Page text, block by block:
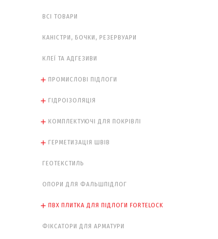
ВСІ ТОВАРИ
КАНІСТРИ, БОЧКИ, РЕЗЕРВУАРИ
КЛЕЇ ТА АДГЕЗИВИ
ПРОМИСЛОВІ ПІДЛОГИ
ГІДРОІЗОЛЯЦІЯ
КОМПЛЕКТУЮЧІ ДЛЯ ПОКРІВЛІ
ГЕРМЕТИЗАЦІЯ ШВІВ
ГЕОТЕКСТИЛЬ
ОПОРИ ДЛЯ ФАЛЬШПІДЛОГ
ПВХ ПЛИТКА ДЛЯ ПІДЛОГИ FORTELOCK
ФІКСАТОРИ ДЛЯ АРМАТУРИ